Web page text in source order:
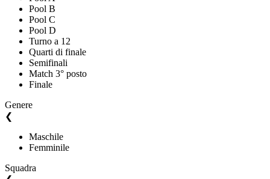
Pool B
Pool C
Pool D
Turno a 12
Quarti di finale
Semifinali
Match 3° posto
Finale
Genere
❮
Maschile
Femminile
Squadra